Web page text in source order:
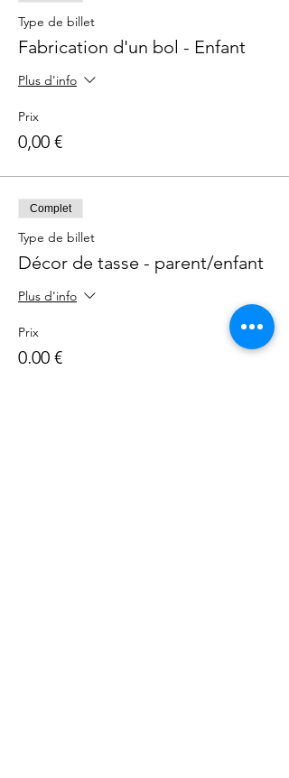
Type de billet
Fabrication d'un bol - Enfant
Plus d'info
Prix
0,00 €
Complet
Type de billet
Décor de tasse - parent/enfant
Plus d'info
Prix
0,00 €